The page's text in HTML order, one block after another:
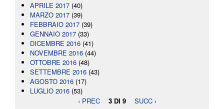
APRILE 2017 (40)
MARZO 2017 (39)
FEBBRAIO 2017 (39)
GENNAIO 2017 (33)
DICEMBRE 2016 (41)
NOVEMBRE 2016 (44)
OTTOBRE 2016 (48)
SETTEMBRE 2016 (43)
AGOSTO 2016 (17)
LUGLIO 2016 (53)
‹ PREC
3 DI 9 SUCC ›